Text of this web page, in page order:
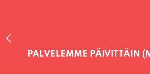
PALVELEMME PÄIVITTÄIN